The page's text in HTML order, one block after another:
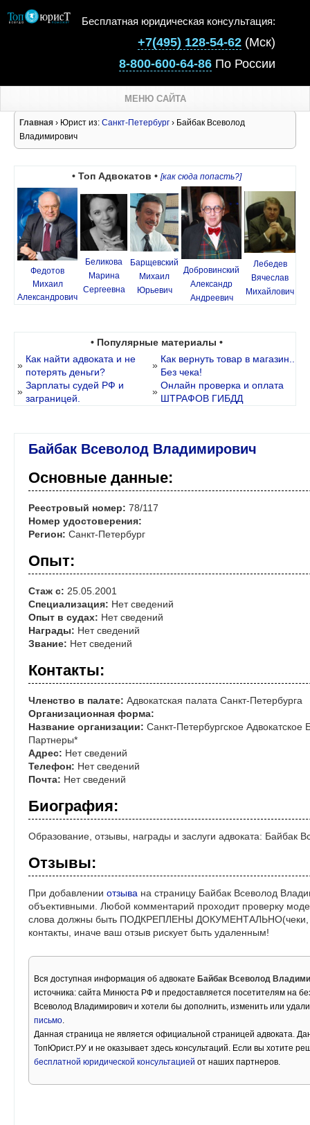
Бесплатная юридическая консультация:
+7(495) 128-54-62 (Мск)
8-800-600-64-86 По России
МЕНЮ САЙТА
Главная › Юрист из: Санкт-Петербург › Байбак Всеволод
Владимирович
• Топ Адвокатов • [как сюда попасть?]
Федотов
Михаил
Александрович
Беликова
Марина
Сергеевна
Барщевский
Михаил
Юрьевич
Добровинский
Александр
Андреевич
Лебедев
Вячеслав
Михайлович
• Популярные материалы •
»
Как найти адвоката и не
потерять деньги?
»
Как вернуть товар в магазин..
Без чека!
»
Зарплаты судей РФ и
заграницей.
»
Онлайн проверка и оплата
ШТРАФОВ ГИБДД
Байбак Всеволод Владимирович
Основные данные:
Реестровый номер: 78/117
Номер удостоверения:
Регион: Санкт-Петербург
Опыт:
Стаж с: 25.05.2001
Специализация: Нет сведений
Опыт в судах: Нет сведений
Награды: Нет сведений
Звание: Нет сведений
Контакты:
Членство в палате: Адвокатская палата Санкт-Петербурга
Организационная форма:
Название организации: Санкт-Петербургское
Партнеры*
Адрес: Нет сведений
Телефон: Нет сведений
Почта: Нет сведений
Биография:
Образование, отзывы, награды и заслуги адвоката: Байбак
Отзывы:
При добавлении отзыва на страницу Байбак Всеволод
объективными. Любой комментарий проходит проверку
слова должны быть ПОДКРЕПЛЕНЫ ДОКУМЕНТАЛЬНО(чеки,
контакты, иначе ваш отзыв рискует быть удаленным!
Вся доступная информация об адвокате Байбак Всеволод
источника: сайта Минюста РФ и предоставляется посетителям на
Всеволод Владимирович и хотели бы дополнить, изменить или
письмо.
Данная страница не является официальной страницей адвоката.
ТопЮрист.РУ и не оказывает здесь консультаций. Если вы хотите
бесплатной юридической консультацией от наших партнеров.